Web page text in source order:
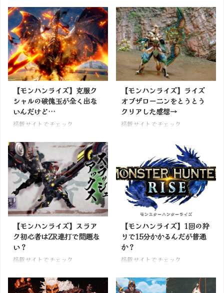
【モンハンライズ】克服ク
シャルの破傀玉が全く出な
いんだけど…
掲載サイトでチェック
【モンハンライズ】ライズ
オブザローニンをとうとう
クリアした感想→
掲載サイトでチェック
【モンハンライズ】スラア
ク初心者はZR連打で問題な
い？
掲載サイトでチェック
【モンハンライズ】1回の狩
りで15分かかるんだが普通
か？
掲載サイトでチェック